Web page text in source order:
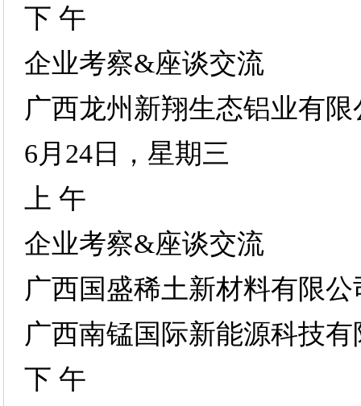
下 午
企业考察&座谈交流
广西龙州新翔生态铝业有限
6月24日，星期三
上 午
企业考察&座谈交流
广西国盛稀土新材料有限公
广西南锰国际新能源科技
下 午